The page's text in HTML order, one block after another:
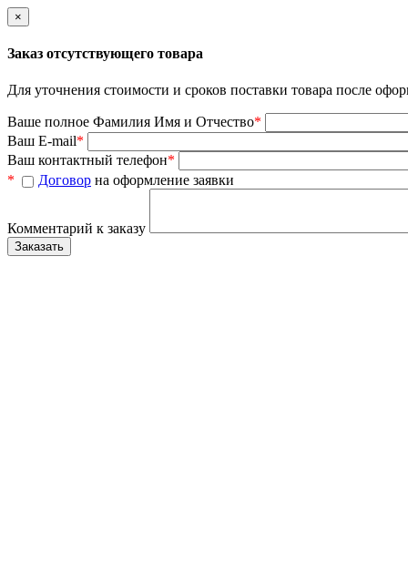
×
Заказ отсутствующего товара
Для уточнения стоимости и сроков поставки товара после
Ваше полное Фамилия Имя и Отчество*
Ваш E-mail*
Ваш контактный телефон*
*
Договор на оформление заявки
Комментарий к заказу